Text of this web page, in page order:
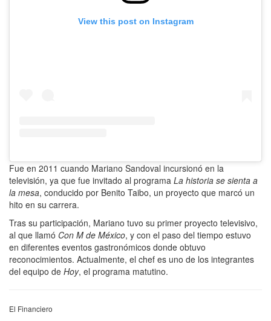
View this post on Instagram
Fue en 2011 cuando Mariano Sandoval incursionó en la
televisión, ya que fue invitado al programa La historia se sienta a
la mesa, conducido por Benito Taibo, un proyecto que marcó un
hito en su carrera.
Tras su participación, Mariano tuvo su primer proyecto televisivo,
al que llamó Con M de México, y con el paso del tiempo estuvo
en diferentes eventos gastronómicos donde obtuvo
reconocimientos. Actualmente, el chef es uno de los integrantes
del equipo de Hoy, el programa matutino.
El Financiero